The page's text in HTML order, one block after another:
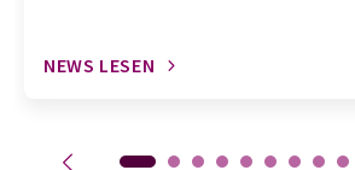
NEWS LESEN